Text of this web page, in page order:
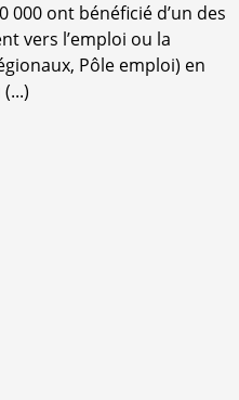
000 ont bénéficié d’un des
vers l’emploi ou la
Pôle emploi) en